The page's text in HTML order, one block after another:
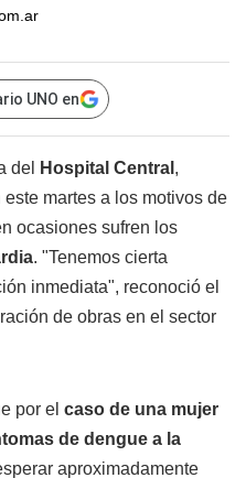
UNO en
del Hospital Central ,
martes a los motivos de
ocasiones sufren los
. "Tenemos cierta
inmediata", reconoció el
de obras en el sector
por el caso de una mujer
de dengue a la
aproximadamente